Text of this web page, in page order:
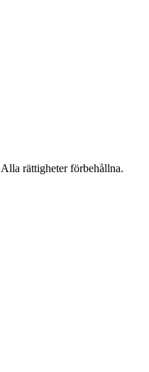
rättigheter förbehållna.